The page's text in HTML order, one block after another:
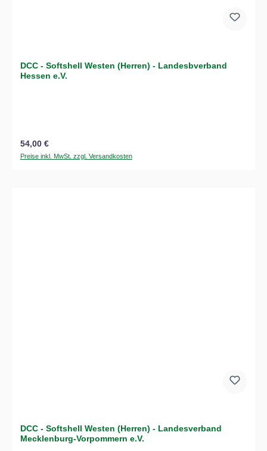
DCC - Softshell Westen (Herren) - Landesbverband
Hessen e.V.
Regulärer Preis:
54,00 €
Preise inkl. MwSt. zzgl. Versandkosten
DCC - Softshell Westen (Herren) - Landesverband
Mecklenburg-Vorpommern e.V.